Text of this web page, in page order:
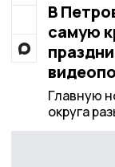
В
самую
Главную
округа